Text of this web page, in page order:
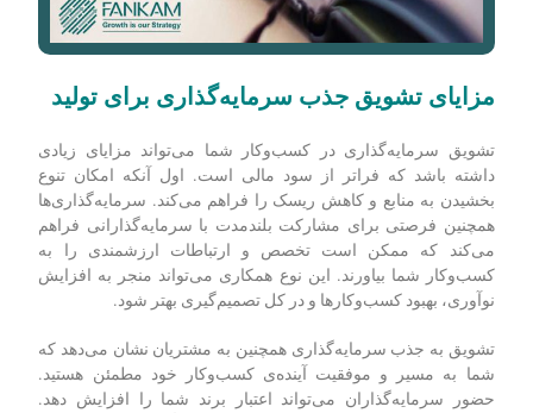
مزایای تشویق جذب سرمایهگذاری برای تولید
تشویق سرمایه‌گذاری در کسب‌وکار شما می‌تواند مزایای زیادی
داشته باشد که فراتر از سود مالی است. اول آنکه امکان تنوع
بخشیدن به منابع و کاهش ریسک را فراهم می‌کند. سرمایه‌گذاری‌ها
همچنین فرصتی برای مشارکت بلندمدت با سرمایه‌گذارانی فراهم
می‌کند که ممکن است تخصص و ارتباطات ارزشمندی را به
کسب‌‌وکار شما بیاورند. این نوع همکاری می‌تواند منجر به افزایش
نوآوری، بهبود کسب‌وکارها و در کل تصمیم‌گیری بهتر شود.
تشویق به جذب سرمایه‌گذاری همچنین به مشتریان نشان می‌دهد که
شما به مسیر و موفقیت آینده‌ی کسب‌‍‌‌‌وکار خود مطمئن هستید.
حضور سرمایه‌گذاران می‌تواند اعتبار برند شما را افزایش دهد.